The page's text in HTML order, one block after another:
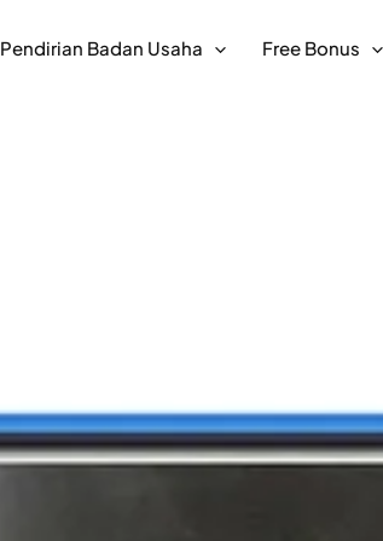
Pendirian Badan Usaha Free Bonus